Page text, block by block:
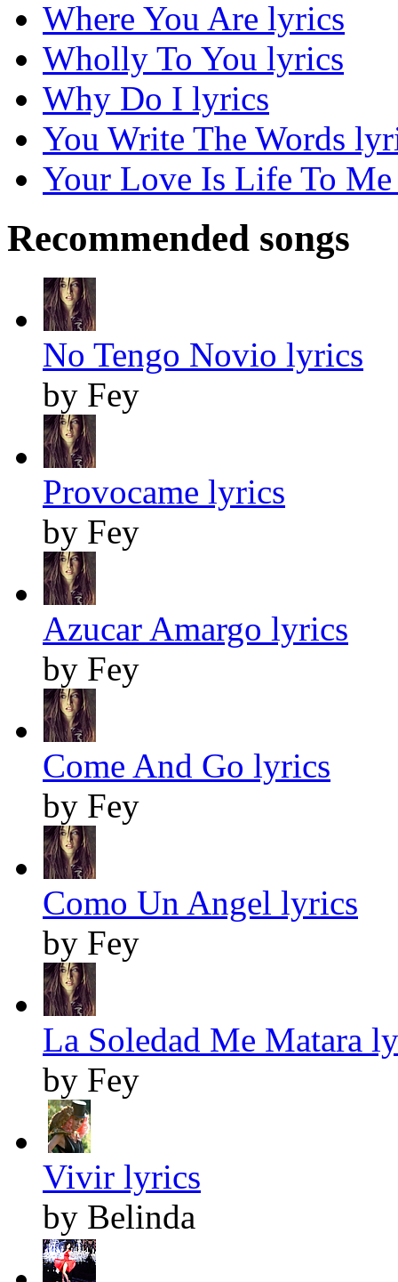
Where You Are lyrics
Wholly To You lyrics
Why Do I lyrics
You Write The Words
Your Love Is Life To
Recommended songs
No Tengo Novio lyrics
by Fey
Provocame lyrics
by Fey
Azucar Amargo lyrics
by Fey
Come And Go lyrics
by Fey
Como Un Angel lyrics
by Fey
La Soledad Me Matara
by Fey
Vivir lyrics
by Belinda